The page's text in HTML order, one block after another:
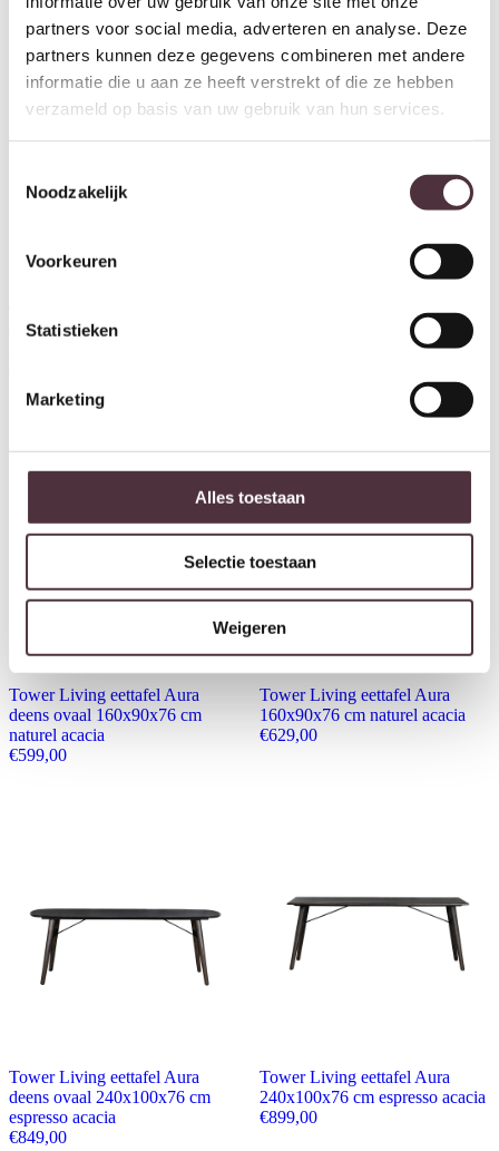
partners voor social media, adverteren en analyse. Deze
partners kunnen deze gegevens combineren met andere
informatie die u aan ze heeft verstrekt of die ze hebben
verzameld op basis van uw gebruik van hun services.
Noodzakelijk
Voorkeuren
Statistieken
Marketing
Alles toestaan
Selectie toestaan
Weigeren
deens ovaal 180x90x76 cm
Tower Living eettafel Aura
180x90x76 cm naturel acacia
Tower Living eettafel Aura
deens ovaal 160x90x76 cm
naturel acacia
€599,00
Tower Living eettafel Aura
160x90x76 cm naturel acacia
€629,00
Tower Living eettafel Aura
deens ovaal 240x100x76 cm
espresso acacia
€849,00
Tower Living eettafel Aura
240x100x76 cm espresso acacia
€899,00